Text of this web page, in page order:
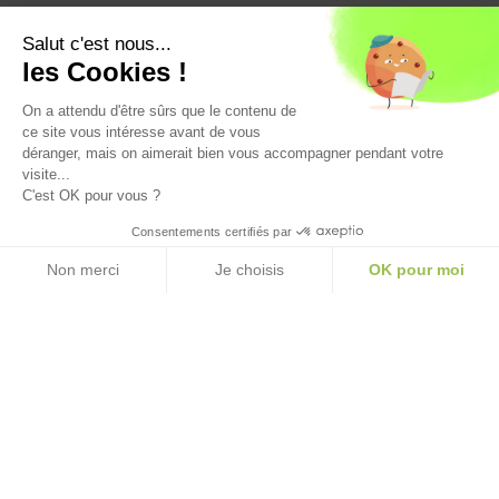
Avec le soutien financier de
Mentions légales politique de confidentialité CGV CGU
Salut c'est nous...
les Cookies !
On a attendu d'être sûrs que le contenu de
ce site vous intéresse avant de vous
déranger, mais on aimerait bien vous accompagner pendant votre
visite...
C'est OK pour vous ?
Consentements certifiés par
Non merci Je choisis OK pour moi